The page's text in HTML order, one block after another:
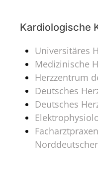
Kardiologische
Universitäres
Medizinische
Herzzentrum
Deutsches
Deutsches